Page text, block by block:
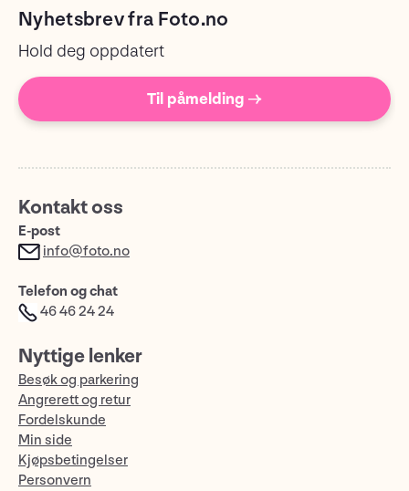
Nyhetsbrev fra Foto.no
Hold deg oppdatert
Til påmelding →
Kontakt oss
E-post
info@foto.no
Telefon og chat
46 46 24 24
Nyttige lenker
Besøk og parkering
Angrerett og retur
Fordelskunde
Min side
Kjøpsbetingelser
Personvern